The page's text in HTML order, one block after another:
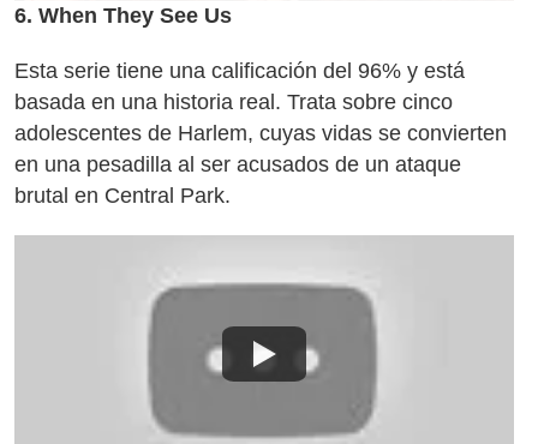
6. When They See Us
Esta serie tiene una calificación del 96% y está
basada en una historia real. Trata sobre cinco
adolescentes de Harlem, cuyas vidas se convierten
en una pesadilla al ser acusados de un ataque
brutal en Central Park.